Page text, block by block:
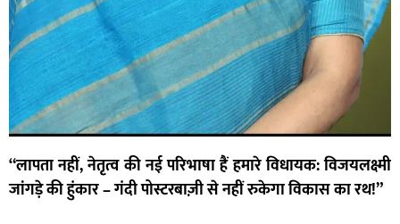
“लापता नहीं, नेतृत्व की नई परिभाषा हैं हमारे विधायक: विजयलक्ष्मी
जांगड़े की हुंकार – गंदी पोस्टरबाज़ी से नहीं रुकेगा विकास का रथ!”